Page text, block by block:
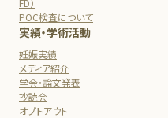
POC検査について
実績・学術活動
妊娠実績
メディア紹介
学会・論文発表
抄読会
オプトアウト